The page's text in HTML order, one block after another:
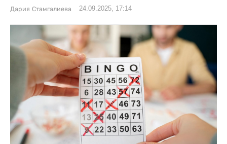
Дария Стамгалиева 24.09.2025, 17:14